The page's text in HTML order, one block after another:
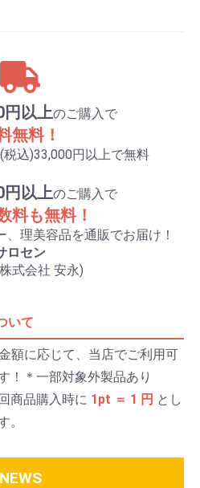
円以上のご購入で
無料！
込)33,000円以上で無料
円以上のご購入で
料も無料！
理美容品を通販でお届け！
ロセン
式会社 安永)
いて
額に応じて、当店でご利用可
！＊一部対象外製品あり
商品購入時に 1pt ＝ 1 円 とし
。
NEWS